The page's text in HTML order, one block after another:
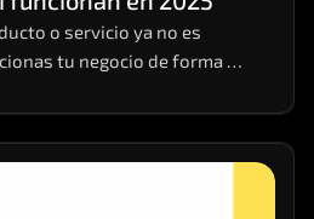
o servicio ya no es
tu negocio de forma
que pases desapercibido.
digitales requiere una
en datos, visibilidad